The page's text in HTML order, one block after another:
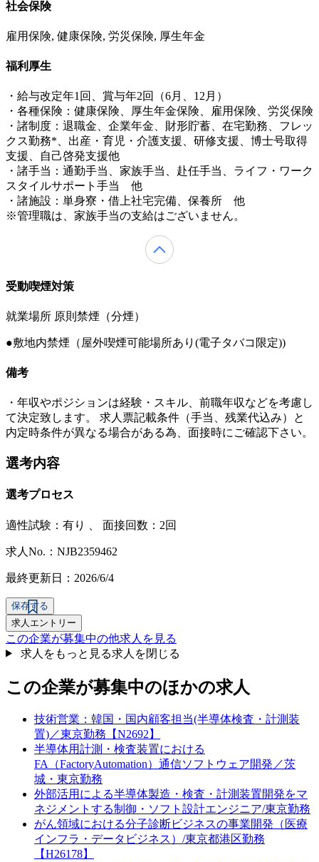
社会保険
雇用保険, 健康保険, 労災保険, 厚生年金
福利厚生
・給与改定年1回、賞与年2回（6月、12月）
・各種保険：健康保険、厚生年金保険、雇用保険、労災保険
・諸制度：退職金、企業年金、財形貯蓄、在宅勤務、フレッ
クス勤務*、出産・育児・介護支援、研修支援、博士号取得
支援、自己啓発支援他
・諸手当：通勤手当、家族手当、赴任手当、ライフ・ワーク
スタイルサポート手当 他
・諸施設：単身寮・借上社宅完備、保養所 他
※管理職は、家族手当の支給はございません。
受動喫煙対策
就業場所 原則禁煙（分煙）
●敷地内禁煙（屋外喫煙可能場所あり(電子タバコ限定))
備考
・年収やポジションは経験・スキル、前職年収などを考慮し
て決定致します。 求人票記載条件（手当、残業代込み）と
内定時条件が異なる場合がある為、面接時にご確認下さい。
選考内容
選考プロセス
適性試験： 有り 面接回数：2回
求人No.：NJB2359462
最終更新日：2026/6/4
保存する
求人エントリー
この企業が募集中の他求人を見る
求人をもっと見る求人を閉じる
この企業が募集中のほかの求人
技術営業：韓国・国内顧客担当(半導体検査・計測装
置)／東京勤務【N2692】
半導体用計測・検査装置における
FA（FactoryAutomation）通信ソフトウェア開発／茨
城・東京勤務
外部活用による半導体製造・検査・計測装置開発をマ
ネジメントする制御・ソフト設計エンジニア/東京勤務
がん領域における分子診断ビジネスの事業開発（医療
インフラ・データビジネス）/東京都港区勤務
【H26178】